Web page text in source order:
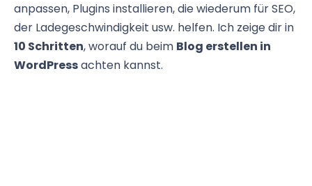
anpassen, Plugins installieren, die wiederum für SEO,
der Ladegeschwindigkeit usw. helfen. Ich zeige dir in
10 Schritten, worauf du beim Blog erstellen in
WordPressachten kannst.